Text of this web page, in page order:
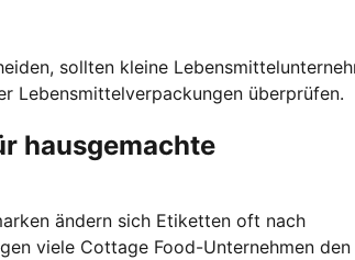
sollten kleine
Lebensmittelverpackungen überprüfen.
hausgemachte
ändern sich Etiketten oft nach
viele Cottage Food-Unternehmen den